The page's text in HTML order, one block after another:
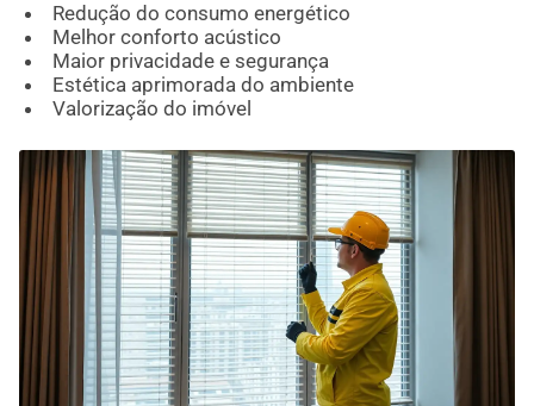
Redução do consumo energético
Melhor conforto acústico
Maior privacidade e segurança
Estética aprimorada do ambiente
Valorização do imóvel